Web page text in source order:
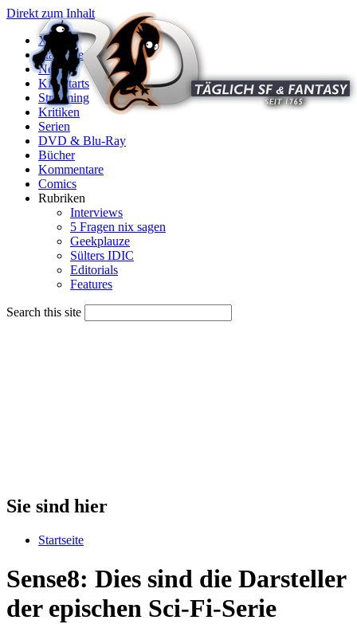
Direkt zum Inhalt
X
Startseite
News
Kinostarts
Streaming
Kritiken
Serien
DVD & Blu-Ray
Bücher
Kommentare
Comics
Rubriken
Interviews
5 Fragen nix sagen
Geekplauze
Sülters IDIC
Editorials
Features
Search this site
Sie sind hier
Startseite
Sense8: Dies sind die Darsteller
der epischen Sci-Fi-Serie